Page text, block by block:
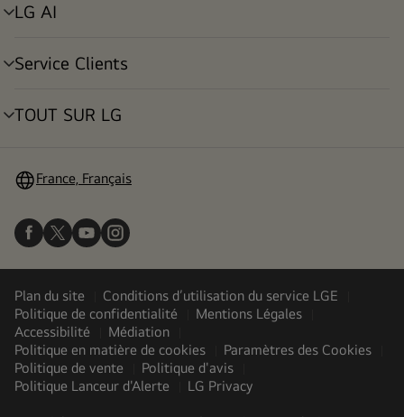
LG AI
menu
Service Clients
menu
TOUT SUR LG
menu
France, Français
Plan du site
Conditions d’utilisation du service LGE
Politique de confidentialité
Mentions Légales
Accessibilité
Médiation
Politique en matière de cookies
Paramètres des Cookies
Politique de vente
Politique d'avis
Politique Lanceur d'Alerte
LG Privacy